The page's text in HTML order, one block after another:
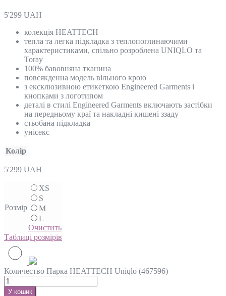
5'299 UAH
колекція HEATTECH
тепла та легка підкладка з теплопоглинаючими
характеристиками, спільно розроблена UNIQLO та
Toray
100% бавовняна тканина
повсякденна модель вільного крою
з ексклюзивною етикеткою Engineered Garments і
кнопками з логотипом
деталі в стилі Engineered Garments включають застібки
на передньому краї та накладні кишені ззаду
стьобана підкладка
унісекс
Колір
5'299 UAH
Розмір
XS
S
M
L
Очистить
Таблиці розмірів
Количество Парка HEATTECH Uniqlo (467596)
У кошик